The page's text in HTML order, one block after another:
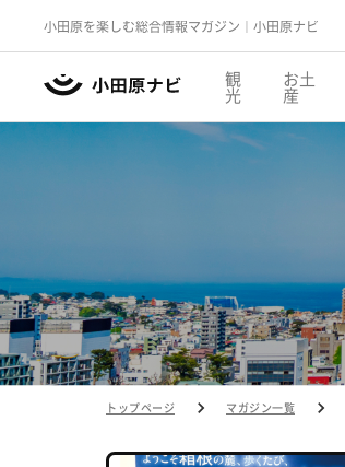
小田原を楽しむ総合情報マガジン｜小田原ナビ
観
光
お土
産
トップページ マガジン一覧